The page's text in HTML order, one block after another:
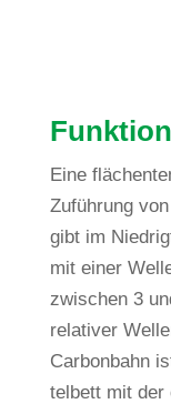
Eine
Zufüh­rung
gibt im
mit einer
zwi­schen 3
rela­tiver
Car­bon­bahn
tel­bett mit der